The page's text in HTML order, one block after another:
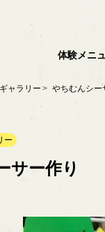
体験メニ
ギャラリー やちむんシー
ー
サー作り